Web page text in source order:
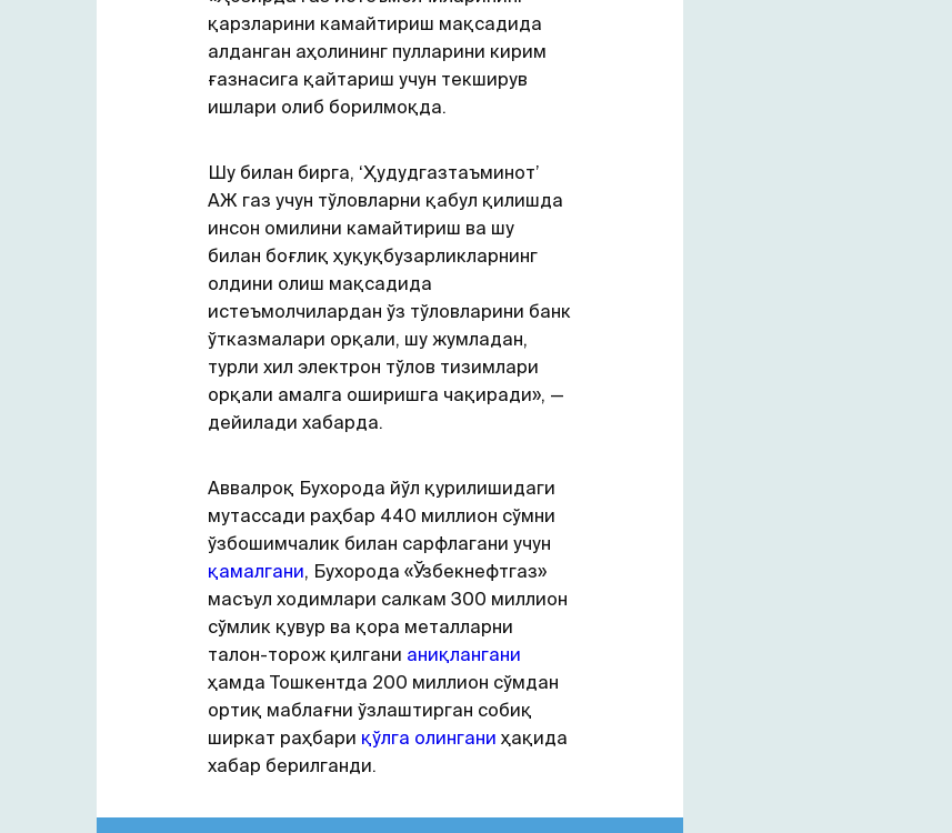
қарзларини камайтириш мақсадида
алданган аҳолининг пулларини кирим
ғазнасига қайтариш учун текширув
ишлари олиб борилмоқда.
Шу билан бирга, ‘Ҳудудгазтаъминот’
АЖ газ учун тўловларни қабул қилишда
инсон омилини камайтириш ва шу
билан боғлиқ ҳуқуқбузарликларнинг
олдини олиш мақсадида
истеъмолчилардан ўз тўловларини банк
ўтказмалари орқали, шу жумладан,
турли хил электрон тўлов тизимлари
орқали амалга оширишга чақиради», —
дейилади хабарда.
Аввалроқ Бухорода йўл қурилишидаги
мутассади раҳбар 440 миллион сўмни
ўзбошимчалик билан сарфлагани учун
қамалгани, Бухорода «Ўзбекнефтгаз»
масъул ходимлари салкам 300 миллион
сўмлик қувур ва қора металларни
талон-торож қилгани аниқлангани
ҳамда Тошкентда 200 миллион сўмдан
ортиқ маблағни ўзлаштирган собиқ
ширкат раҳбари қўлга олингани ҳақида
хабар берилганди.